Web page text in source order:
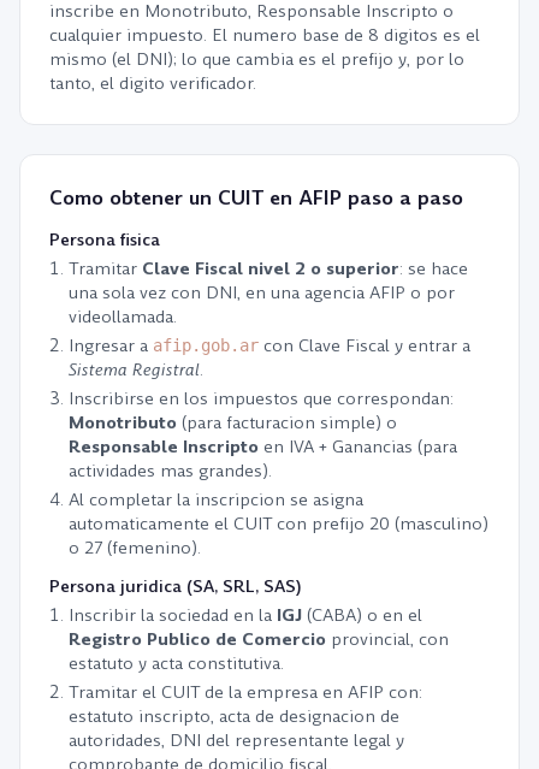
inscribe en Monotributo, Responsable Inscripto o
cualquier impuesto. El numero base de 8 digitos es el
mismo (el DNI); lo que cambia es el prefijo y, por lo
tanto, el digito verificador.
Como obtener un CUIT en AFIP paso a paso
Persona fisica
Tramitar Clave Fiscal nivel 2 o superior: se hace
una sola vez con DNI, en una agencia AFIP o por
videollamada.
Ingresar a afip.gob.ar con Clave Fiscal y entrar a
Sistema Registral.
Inscribirse en los impuestos que correspondan:
Monotributo (para facturacion simple) o
Responsable Inscripto en IVA + Ganancias (para
actividades mas grandes).
Al completar la inscripcion se asigna
automaticamente el CUIT con prefijo 20 (masculino)
o 27 (femenino).
Persona juridica (SA, SRL, SAS)
Inscribir la sociedad en la IGJ (CABA) o en el
Registro Publico de Comercio provincial, con
estatuto y acta constitutiva.
Tramitar el CUIT de la empresa en AFIP con:
estatuto inscripto, acta de designacion de
autoridades, DNI del representante legal y
comprobante de domicilio fiscal.